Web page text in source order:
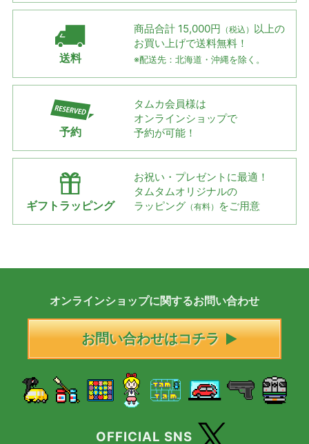
送料
商品合計 15,000円 （税込） 以上の
お買い上げで送料無料！
※配送先：北海道・沖縄を除く。
予約
タムカ会員様は
オンラインショップで
予約が可能！
ギフトラッピング
お祝い・プレゼントに最適！
タムタムオリジナルの
ラッピング （有料） をご用意
オンラインショップに関するお問い合わせ
お問い合わせはコチラ
OFFICIAL SNS